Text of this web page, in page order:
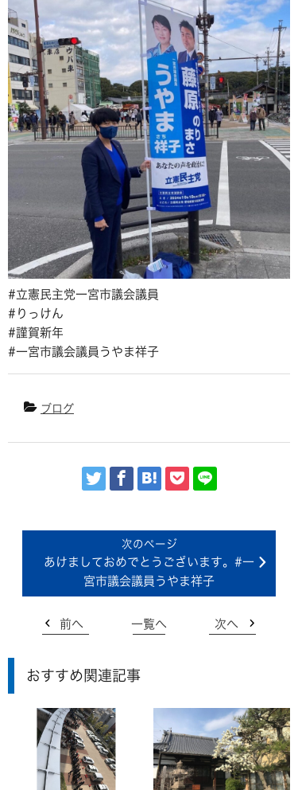
#立憲民主党一宮市議会議員
#りっけん
#謹賀新年
#一宮市議会議員うやま祥子
ブログ
あけましておめでとうございます。#一
宮市議会議員うやま祥子
前へ 一覧へ 次へ
おすすめ関連記事